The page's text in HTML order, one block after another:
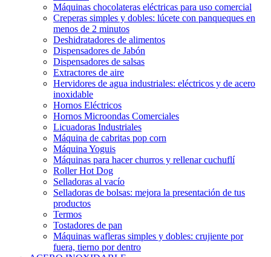
Máquinas chocolateras eléctricas para uso comercial
Creperas simples y dobles: lúcete con panqueques en
menos de 2 minutos
Deshidratadores de alimentos
Dispensadores de Jabón
Dispensadores de salsas
Extractores de aire
Hervidores de agua industriales: eléctricos y de acero
inoxidable
Hornos Eléctricos
Hornos Microondas Comerciales
Licuadoras Industriales
Máquina de cabritas pop corn
Máquina Yoguis
Máquinas para hacer churros y rellenar cuchuflí
Roller Hot Dog
Selladoras al vacío
Selladoras de bolsas: mejora la presentación de tus
productos
Termos
Tostadores de pan
Máquinas wafleras simples y dobles: crujiente por
fuera, tierno por dentro